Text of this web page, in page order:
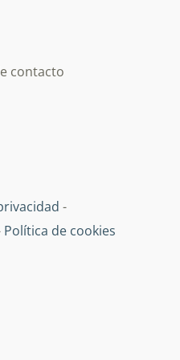
contacto
-
Política de cookies